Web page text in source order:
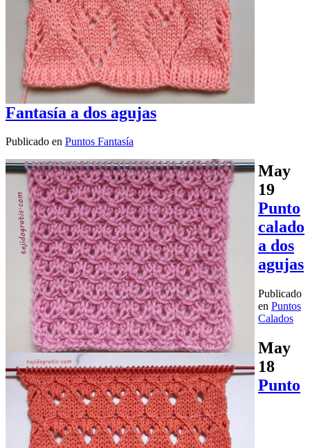
Fantasía a dos agujas
Publicado en Puntos Fantasía
May
19
Punto
calado
a dos
agujas
Publicado
en Puntos
Calados
May
18
Punto